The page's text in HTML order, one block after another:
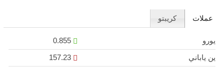
عملات كريبتو
يورو
0.855
ين ياباني
157.23